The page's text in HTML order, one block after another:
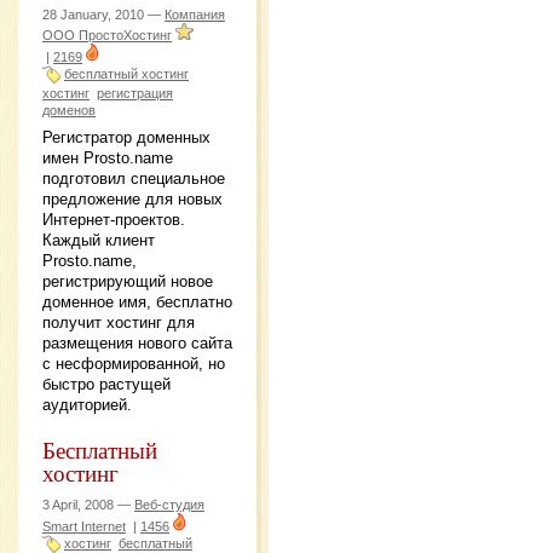
28 January, 2010 — Компания
ООО ПростоХостинг
2169
бесплатный хостинг
хостинг регистрация
доменов
Регистратор доменных
имен Prosto.name
подготовил специальное
предложение для новых
Интернет-проектов.
Каждый клиент
Prosto.name,
регистрирующий новое
доменное имя, бесплатно
получит хостинг для
размещения нового сайта
с несформированной, но
быстро растущей
аудиторией.
Бесплатный
хостинг
3 April, 2008 — Веб-студия
Smart Internet | 1456
хостинг бесплатный